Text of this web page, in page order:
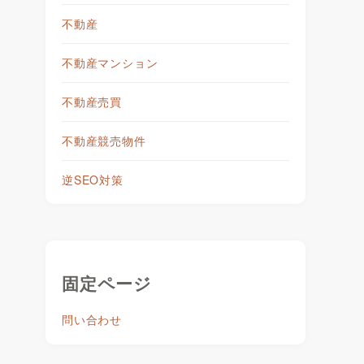
不動産
不動産マンション
不動産売買
不動産競売物件
逆SEO対策
固定ページ
問い合わせ